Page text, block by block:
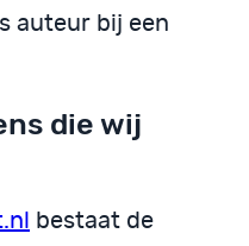
auteur bij een
die wij
bestaat de